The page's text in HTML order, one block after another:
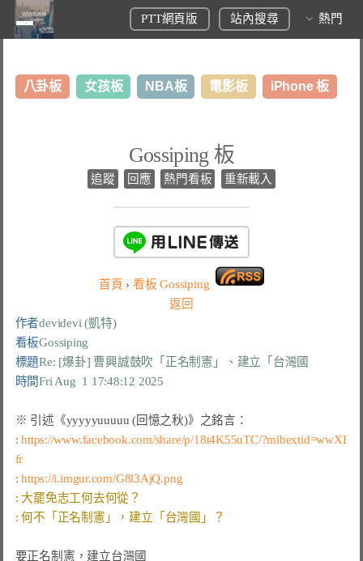
PTT網頁版 站內搜尋 熱門
八卦板 女孩板 NBA板 電影板 iPhone 板
Gossiping 板
追蹤 回應 熱門看板 重新載入
首頁 › 看板Gossiping
返回
作者devidevi (凱特)
看板Gossiping
標題Re: [爆卦] 曹興誠鼓吹「正名制憲」、建立「台灣國
時間Fri Aug  1 17:48:12 2025
: https://www.facebook.com/share/p/18t4K55uTC/?mibextid=wwXI
fr
: https://i.imgur.com/G8l3AjQ.png
要正名制憲，建立台灣國